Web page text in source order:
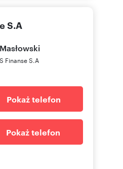
S.A
Masłowski
Finanse S.A
Pokaż telefon
Pokaż telefon